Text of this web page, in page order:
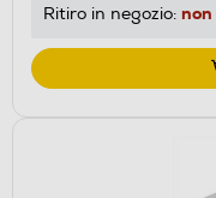
Ritiro in negozio: